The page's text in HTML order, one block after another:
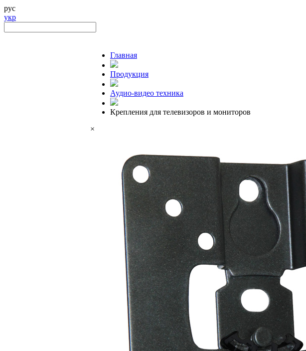
рус
укр
Главная
Продукция
Аудио-видео техника
Крепления для телевизоров и мониторов
×